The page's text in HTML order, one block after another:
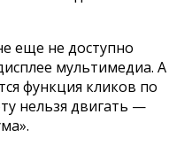
еще не доступно
мультимедиа. А
функция кликов по
нельзя двигать —